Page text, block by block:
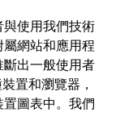
使用我們技術
屬網站和應用程
出一般使用者
置和瀏覽器，
圖表中。我們